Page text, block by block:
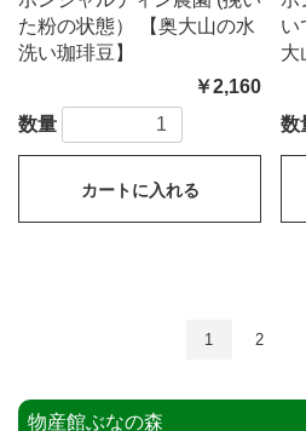
た粉の状態） 【奥大山の水
洗い珈琲豆】
￥2,160
数量
カートに入れる
い
大
数
1 2